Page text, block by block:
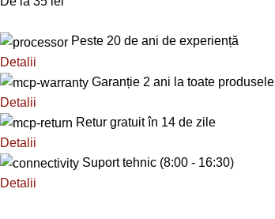
Peste 20 de ani de experiență
Detalii
Garanție 2 ani la toate produsele
Detalii
Retur gratuit în 14 de zile
Detalii
Suport tehnic (8:00 - 16:30)
Detalii